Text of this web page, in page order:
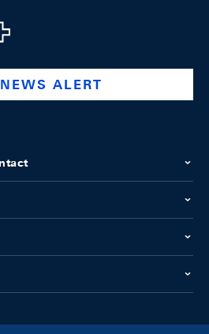
company/swiss-national-
@swissnationalbank
ALERT